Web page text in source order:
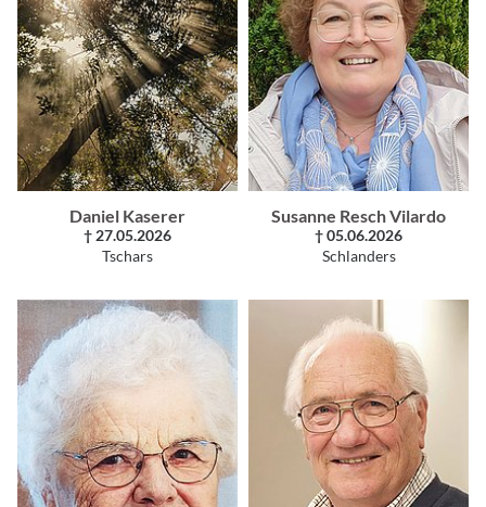
Daniel Kaserer
† 27.05.2026
Tschars
Susanne Resch Vilardo
† 05.06.2026
Schlanders